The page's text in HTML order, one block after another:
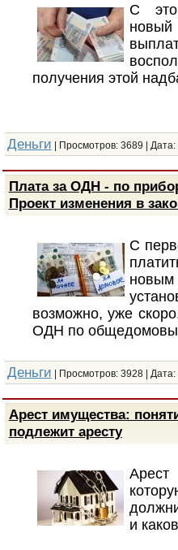
С
получения этой
Деньги | Просмотров: 3689 | Дата:
Плата за ОДН - по
Проект изменения в
С
возможно, уже
ОДН по
Деньги | Просмотров: 3928 | Дата:
Арест имущества:
подлежит аресту
Арест
и